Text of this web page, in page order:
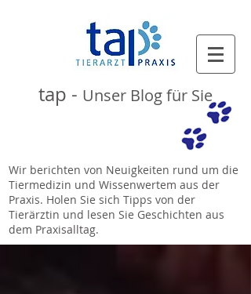
tap - Unser Blog für Sie
Wir berichten von Neuigkeiten rund um die
Tiermedizin und Wissenwertem aus der
Praxis. Holen Sie sich Tipps von der
Tierärztin und lesen Sie Geschichten aus
dem Praxisalltag.